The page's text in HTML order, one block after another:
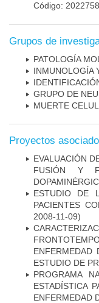
Código:
Grupos de
PATOLOGÍA
INMUNOLOGÍA
GRUPO DE
MUERTE
Proyectos
EVALUACIÓN
FUSIÓN Y
ESTUDIO DE
PACIENTES
2008-11-09)
ENFERMEDAD
ESTUDIO DE
PROGRAMA
ESTADÍSTICA
ENFERMEDAD